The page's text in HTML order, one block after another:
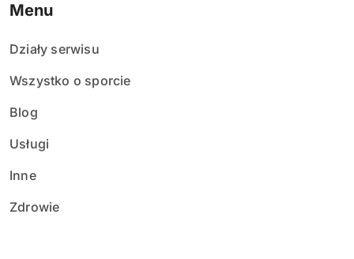
Menu
Działy serwisu
Wszystko o sporcie
Blog
Usługi
Inne
Zdrowie